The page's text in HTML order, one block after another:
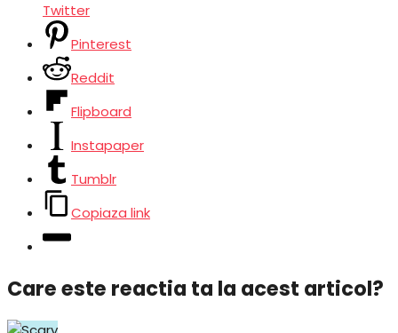
Twitter
Pinterest
Reddit
Flipboard
Instapaper
Tumblr
Copiaza link
Care este reactia ta la acest articol?